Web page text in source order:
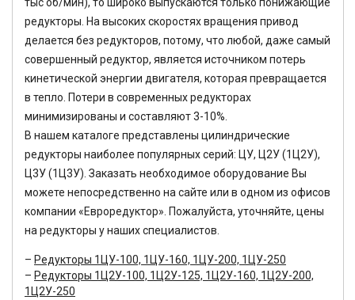
редукторы. На высоких скоростях вращения привод
делается без редукторов, потому, что любой, даже самый
совершенный редуктор, является источником потерь
кинетической энергии двигателя, которая превращается
в тепло. Потери в современных редукторах
минимизированы и составляют 3-10%.
В нашем каталоге представлены цилиндрические
редукторы наиболее популярных серий: ЦУ, Ц2У (1Ц2У),
Ц3У (1Ц3У). Заказать необходимое оборудование Вы
можете непосредственно на сайте или в одном из офисов
компании «Евроредуктор». Пожалуйста, уточняйте, цены
на редукторы у наших специалистов.
Редукторы 1ЦУ-100, 1ЦУ-160, 1ЦУ-200, 1ЦУ-250
Редукторы 1Ц2У-100, 1Ц2У-125, 1Ц2У-160, 1Ц2У-200,
1Ц2У-250